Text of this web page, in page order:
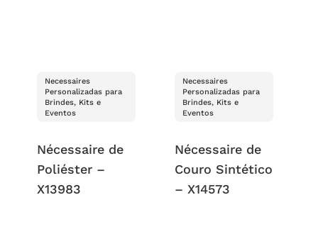
Necessaires
Personalizadas para
Brindes, Kits e
Eventos
Nécessaire de
Poliéster –
X13983
Necessaires
Personalizadas para
Brindes, Kits e
Eventos
Nécessaire de
Couro Sintético
– X14573